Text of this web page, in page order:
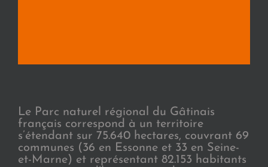
Le Parc naturel régional du Gâtinais
français correspond à un territoire
s’étendant sur 75.640 hectares, couvrant 69
communes (36 en Essonne et 33 en Seine-
et-Marne) et représentant 82.153 habitants